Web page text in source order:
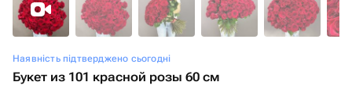
Наявність підтверджено сьогодні
Букет из 101 красной розы 60 см